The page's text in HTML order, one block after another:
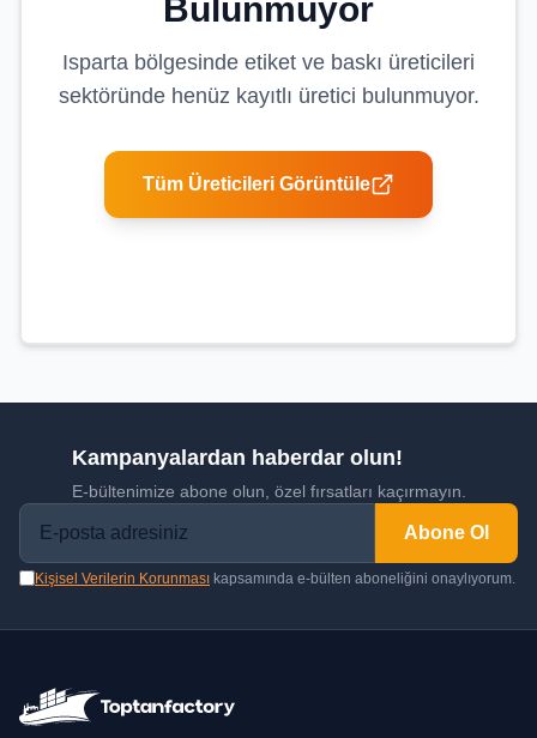
Bulunmuyor
Isparta bölgesinde etiket ve baskı üreticileri
sektöründe henüz kayıtlı üretici bulunmuyor.
Tüm Üreticileri Görüntüle
Kampanyalardan haberdar olun!
E-bültenimize abone olun, özel fırsatları kaçırmayın.
Abone Ol
Kişisel Verilerin Korunması kapsamında e-bülten aboneliğini onaylıyorum.